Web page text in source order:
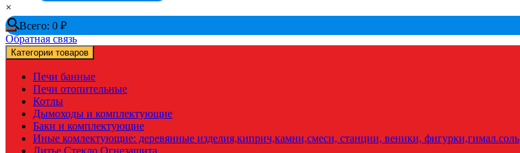
×
Всего: 0 ₽
Обратная связь
Категории товаров
Печи банные
Печи отопительные
Котлы
Дымоходы и комплектующие
Баки и комплектующие
Иные комлектующие: деревянные изделия,киприч,камни,смеси, станции, веники, фигурки,гимал.соль
Литье Стекло Огнезащита